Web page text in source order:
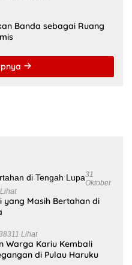
Banda sebagai Ruang
31
Oktober
yang Masih Bertahan di
Lihat
Warga Kariu Kembali
di Pulau Haruku